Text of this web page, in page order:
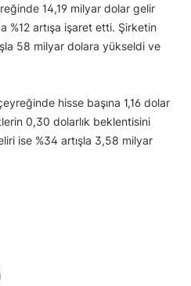
14,19 milyar dolar gelir
%12 artışa işaret etti. Şirketin
58 milyar dolara yükseldi ve
hisse başına 1,16 dolar
0,30 dolarlık beklentisini
ise %34 artışla 3,58 milyar